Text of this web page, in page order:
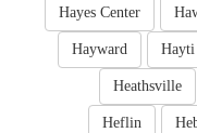
Hayes Center
Hayti
Hayward
Heathsville
Heflin